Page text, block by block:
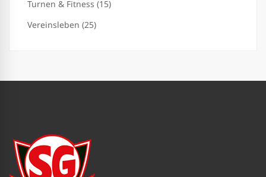
Turnen & Fitness (15)
Vereinsleben (25)